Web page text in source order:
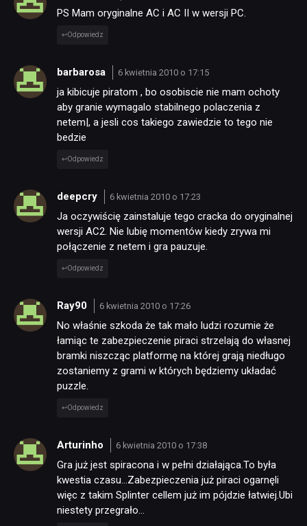
PS Mam oryginalne AC i AC II w wersji PC.
Odpowiedz
barbarosa 6 kwietnia 2010 o 17:15
ja kibicuje piratom , bo osobiscie nie mam ochoty
aby granie wymagalo stabilnego polaczenia z
netem|, a jesli cos takiego zawiedzie to tego nie
bedzie
Odpowiedz
deepcry 6 kwietnia 2010 o 17:23
Ja oczywiścię zainstaluje tego cracka do oryginalnej
wersji AC2. Nie lubię momentów kiedy zrywa mi
połączenie z netem i gra pauzuje.
Odpowiedz
Ray90 6 kwietnia 2010 o 17:26
No właśnie szkoda że tak mało ludzi rozumie że
łamiąc te zabezpieczenie piraci strzelają do własnej
bramki niszcząc platformę na której grają niedługo
zostaniemy z grami w których będziemy układać
puzzle.
Odpowiedz
Arturinho 6 kwietnia 2010 o 17:38
Gra już jest spiracona i w pełni działająca.To była
kwestia czasu…Zabezpieczenia już piraci ogarnęli
więc z takim Splinter cellem już im pójdzie łatwiej.Ubi
niestety przegrało…